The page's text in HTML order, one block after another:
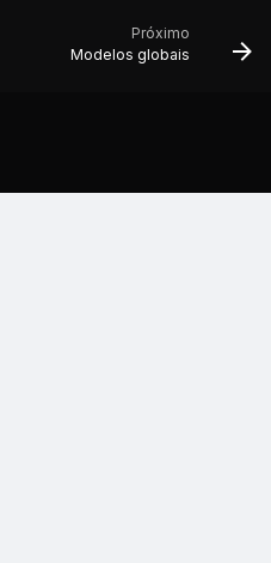
Próximo
Modelos globais